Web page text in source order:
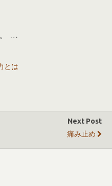
。 …
とは
Next Post
痛み止め